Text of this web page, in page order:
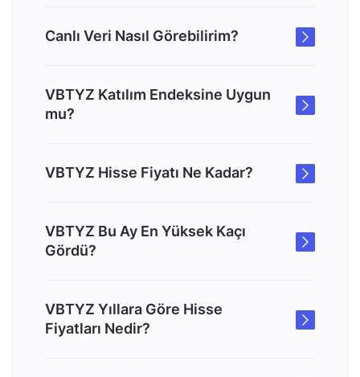
Canlı Veri Nasıl Görebilirim?
VBTYZ Katılım Endeksine Uygun
mu?
VBTYZ Hisse Fiyatı Ne Kadar?
VBTYZ Bu Ay En Yüksek Kaçı
Gördü?
VBTYZ Yıllara Göre Hisse
Fiyatları Nedir?